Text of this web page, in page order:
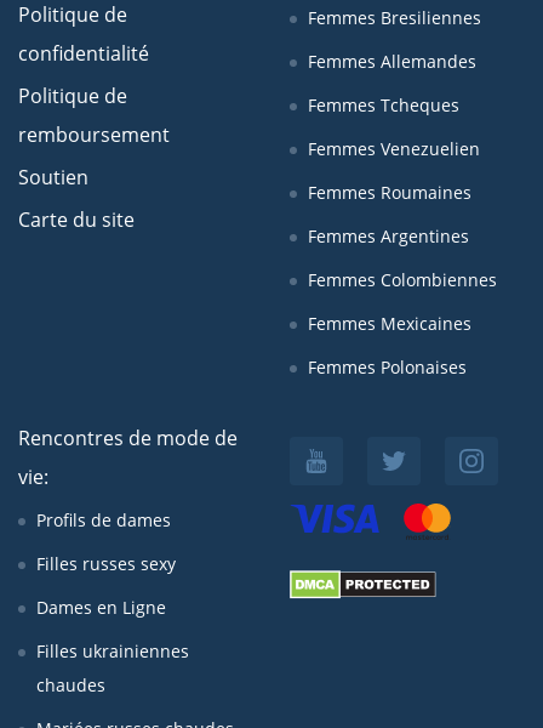
Politique de
confidentialité
Politique de
remboursement
Soutien
Carte du site
Femmes Bresiliennes
Femmes Allemandes
Femmes Tcheques
Femmes Venezuelien
Femmes Roumaines
Femmes Argentines
Femmes Colombiennes
Femmes Mexicaines
Femmes Polonaises
Rencontres de mode de
vie:
Profils de dames
Filles russes sexy
Dames en Ligne
Filles ukrainiennes
chaudes